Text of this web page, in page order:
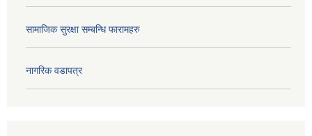
सामाजिक सुरक्षा सम्बन्धि फारामहरु
नागरिक वडापत्र